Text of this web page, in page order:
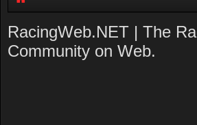
RacingWeb.NET | The
Community on Web.